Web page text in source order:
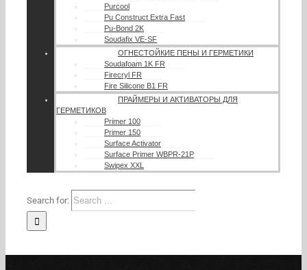
Purcool
Pu Construct Extra Fast
Pu-Bond 2K
Soudafix VE-SF
ОГНЕСТОЙКИЕ ПЕНЫ И ГЕРМЕТИКИ
Soudafoam 1K FR
Firecryl FR
Fire Silicone B1 FR
ПРАЙМЕРЫ И АКТИВАТОРЫ ДЛЯ
ГЕРМЕТИКОВ
Primer 100
Primer 150
Surface Activator
Surface Primer WBPR-21P
Swipex XXL
Search for: